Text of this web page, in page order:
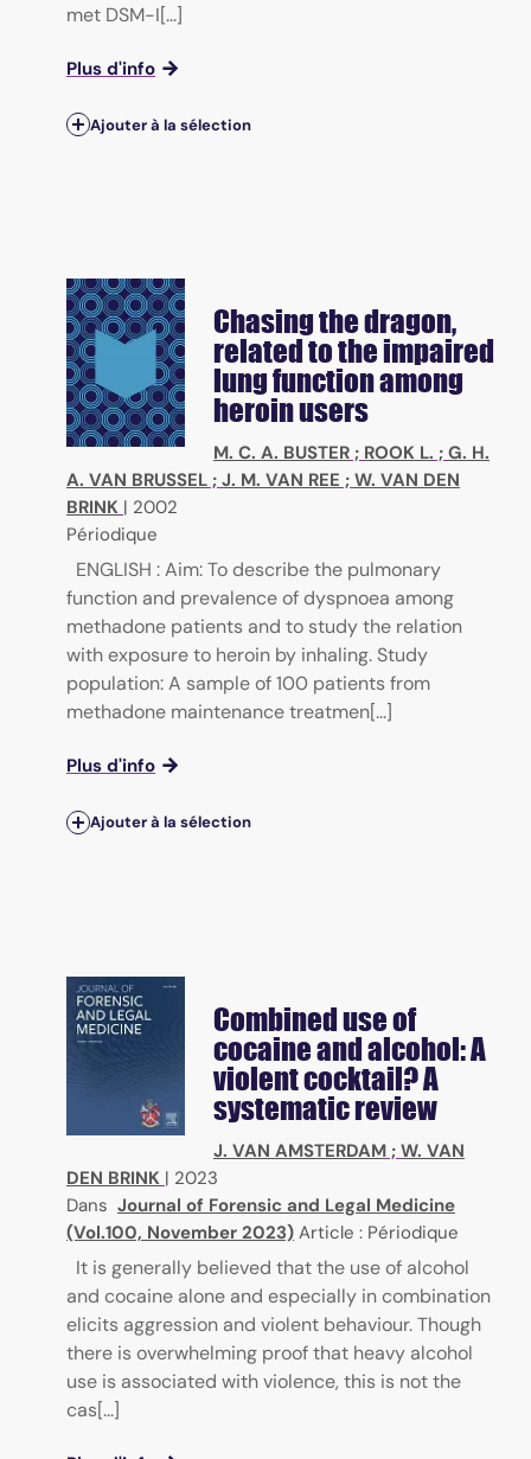
met DSM-I[...]
Plus d'info
Ajouter à la sélection
Chasing the dragon,
related to the impaired
lung function among
heroin users
M. C. A. BUSTER ; ROOK L. ; G. H.
A. VAN BRUSSEL ; J. M. VAN REE ; W. VAN DEN
BRINK | 2002
Périodique
ENGLISH : Aim: To describe the pulmonary
function and prevalence of dyspnoea among
methadone patients and to study the relation
with exposure to heroin by inhaling. Study
population: A sample of 100 patients from
methadone maintenance treatmen[...]
Plus d'info
Ajouter à la sélection
Combined use of
cocaine and alcohol: A
violent cocktail? A
systematic review
J. VAN AMSTERDAM ; W. VAN
DEN BRINK | 2023
Dans Journal of Forensic and Legal Medicine
(Vol.100, November 2023) Article : Périodique
It is generally believed that the use of alcohol
and cocaine alone and especially in combination
elicits aggression and violent behaviour. Though
there is overwhelming proof that heavy alcohol
use is associated with violence, this is not the
cas[...]